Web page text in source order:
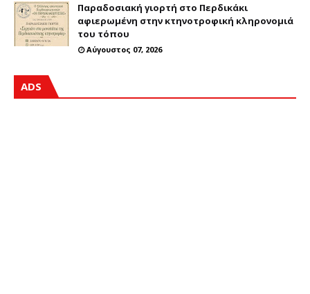
Παραδοσιακή γιορτή στο Περδικάκι
αφιερωμένη στην κτηνοτροφική κληρονομιά
του τόπου
Αύγουστος 07, 2026
ADS